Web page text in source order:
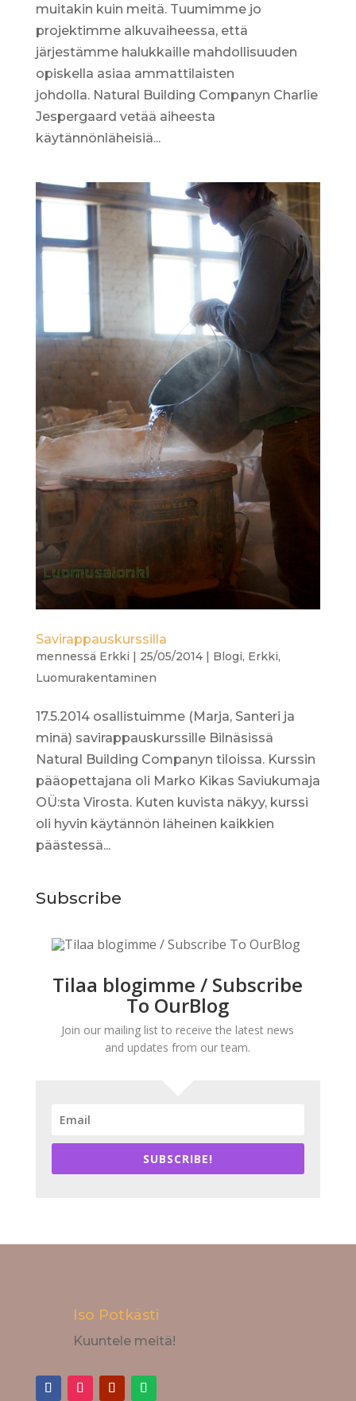
muitakin kuin meitä. Tuumimme jo
projektimme alkuvaiheessa, että
järjestämme halukkaille mahdollisuuden
opiskella asiaa ammattilaisten
johdolla. Natural Building Companyn Charlie
Jespergaard vetää aiheesta
käytännönläheisiä...
Savirappauskurssilla
mennessä Erkki | 25/05/2014| Blogi, Erkki,
Luomurakentaminen
17.5.2014 osallistuimme (Marja, Santeri ja
minä) savirappauskurssille Bilnäsissä
Natural Building Companyn tiloissa. Kurssin
pääopettajana oli Marko Kikas Saviukumaja
OÜ:sta Virosta. Kuten kuvista näkyy, kurssi
oli hyvin käytännön läheinen kaikkien
päästessä...
Subscribe
Tilaa blogimme / Subscribe
To OurBlog
Join our mailing list to receive the latest news
and updates from our team.
SUBSCRIBE!
Iso Potkästi
Kuuntele meitä!